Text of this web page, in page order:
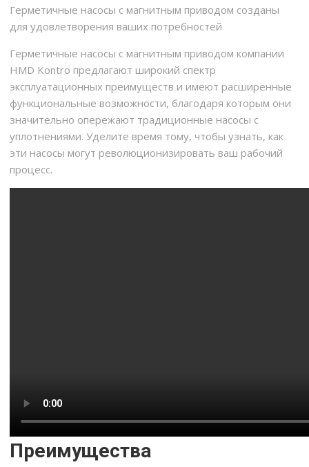
Герметичные насосы с магнитным приводом созданы
для удовлетворения ваших потребностей
Герметичные насосы с магнитным приводом компании
HMD Kontro предлагают широкий спектр
эксплуатационных преимуществ и имеют расширенные
функциональные возможности, благодаря которым они
значительно опережают традиционные насосы с
уплотнениями. Уделите время тому, чтобы узнать, как
эти насосы могут революционизировать ваш рабочий
процесс.
Преимущества